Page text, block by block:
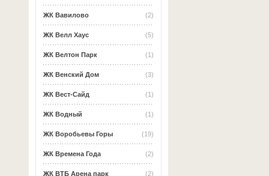
(2)
ЖК Вавилово
(5)
ЖК Велл Хаус
(1)
ЖК Велтон Парк
(3)
ЖК Венский Дом
(1)
ЖК Вест-Сайд
(1)
ЖК Водный
(19)
ЖК Воробьевы Горы
(2)
ЖК Времена Года
(2)
ЖК ВТБ Арена парк